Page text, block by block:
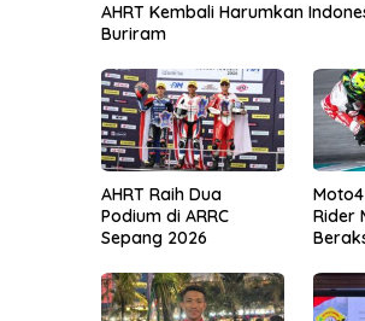
AHRT Kembali Harumkan
Buriram
AHRT Raih Dua
Podium di ARRC
Sepang 2026
Rider